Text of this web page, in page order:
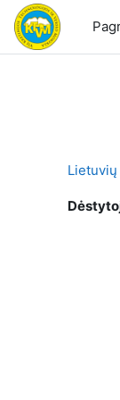
Pereiti į pagrindinį